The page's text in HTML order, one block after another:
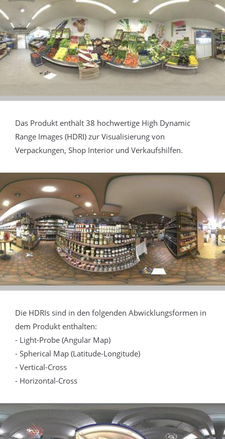
Das Produkt enthält 38 hochwertige High Dynamic
Range Images (HDRI) zur Visualisierung von
Verpackungen, Shop Interior und Verkaufshilfen.
Die HDRIs sind in den folgenden Abwicklungsformen in
dem Produkt enthalten:
- Light-Probe (Angular Map)
- Spherical Map (Latitude-Longitude)
- Vertical-Cross
- Horizontal-Cross